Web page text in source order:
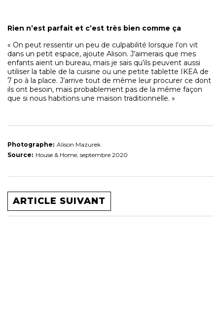
Rien n’est parfait et c’est très bien comme ça
« On peut ressentir un peu de culpabilité lorsque l’on vit
dans un petit espace, ajoute Alison. J’aimerais que mes
enfants aient un bureau, mais je sais qu’ils peuvent aussi
utiliser la table de la cuisine ou une petite tablette IKEA de
7 po à la place. J’arrive tout de même leur procurer ce dont
ils ont besoin, mais probablement pas de la même façon
que si nous habitions une maison traditionnelle. »
Photographe: Alison Mazurek
Source: House & Home, septembre 2020
ARTICLE SUIVANT